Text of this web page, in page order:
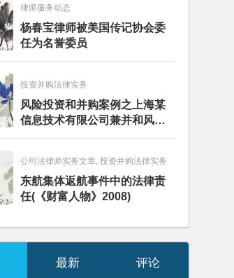
律师服务动态
杨春宝律师被美国传记协会委
任为名誉委员
投资并购法律实务
风险投资和并购案例之上海某
信息技术有限公司兼并和风险
投资服务
公司法律师实务文章, 投资并购法律实务
东航集体返航事件中的法律责
任(《财富人物》2008)
最新 评论